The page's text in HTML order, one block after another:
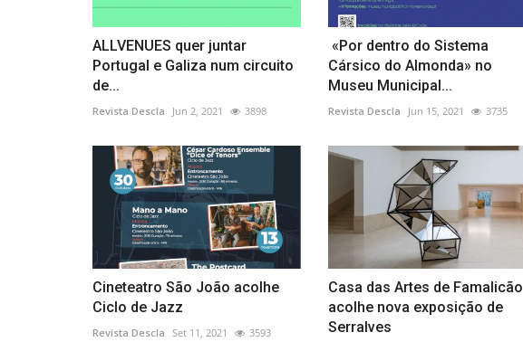
ALLVENUES quer juntar
Portugal e Galiza num circuito
de...
Revista Descla Jun 2, 2021 3898
«Por dentro do Sistema
Cársico do Almonda» no
Museu Municipal...
Revista Descla Jun 15, 2021 3735
Cineteatro São João acolhe
Ciclo de Jazz
Revista Descla Set 11, 2021 3593
Casa das Artes de Famalicão
acolhe nova exposição de
Serralves